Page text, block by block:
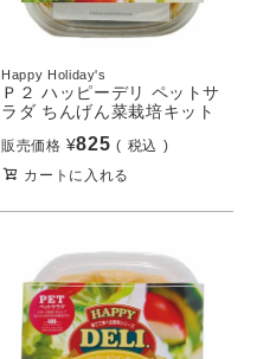
Happy Holiday's
Ｐ２ ハッピーデリ ペットサ
ラダ ちんげん菜栽培キット
販売価格 ¥825
税込
カートに入れる